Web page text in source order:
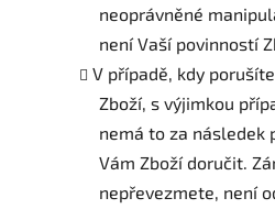
neoprávněné
není Vaší povinností
V případě, kdy
Zboží, s výjimkou
nemá to za následek
Vám Zboží doručit.
nepřevezmete, není